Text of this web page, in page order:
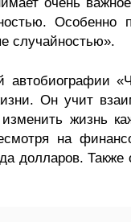
Особенно
случайностью».
автобиографии
Он учит
жизнь
на
долларов. Также